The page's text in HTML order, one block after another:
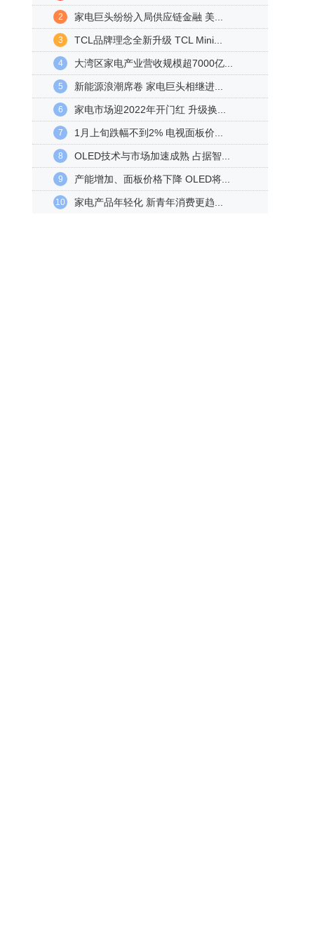
2 家电巨头纷纷入局供应链金融 美...
3 TCL品牌理念全新升级 TCL Mini...
4 大湾区家电产业营收规模超7000亿...
5 新能源浪潮席卷 家电巨头相继进...
6 家电市场迎2022年开门红 升级换...
7 1月上旬跌幅不到2% 电视面板价...
8 OLED技术与市场加速成熟 占据智...
9 产能增加、面板价格下降 OLED将...
10 家电产品年轻化 新青年消费更趋...